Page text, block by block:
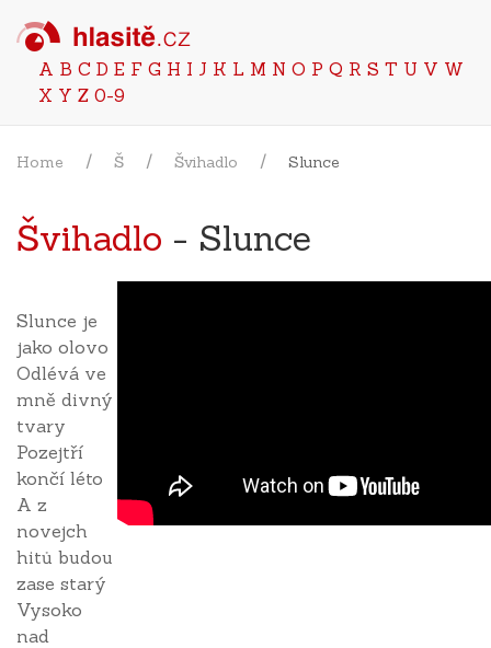
A B C D E F G H I J K L M N O P Q R S T U V W
X Y Z 0-9
Home Š Švihadlo Slunce
Švihadlo - Slunce
Slunce je
jako olovo
Odlévá ve
mně divný
tvary
Pozejtří
končí léto
A z
novejch
hitů budou
zase starý
Vysoko
nad